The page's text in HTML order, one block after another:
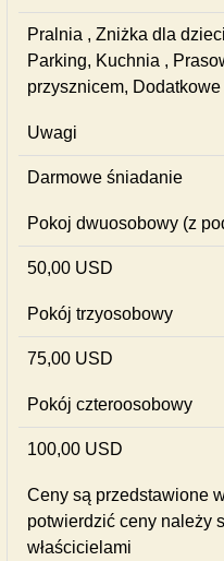
Pralnia , Zniżka dla
Parking, Kuchnia ,
przysznicem,
Uwagi
Darmowe śniadanie
Pokoj dwuosobowy (z
50,00 USD
Pokój trzyosobowy
75,00 USD
Pokój czteroosobowy
100,00 USD
Ceny są przedstawione
potwierdzić ceny należy
właścicielami